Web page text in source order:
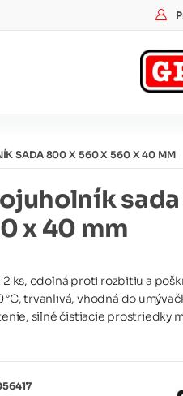
SADA 800 X 560 X 560 X 40 MM
x 40 mm
2 ks, odolná proti rozbitiu a
trvanlivá, vhodná do
silné čistiacie prostriedky